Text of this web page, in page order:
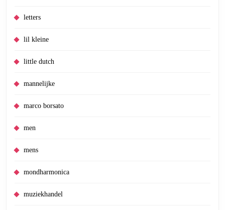
letters
lil kleine
little dutch
mannelijke
marco borsato
men
mens
mondharmonica
muziekhandel